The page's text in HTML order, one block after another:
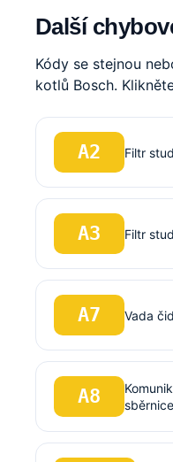
Další
Kódy se stejnou
kotlů Bosch.
A2 Filtr
A3 Filtr
A7 Vada
A8
sběrnice